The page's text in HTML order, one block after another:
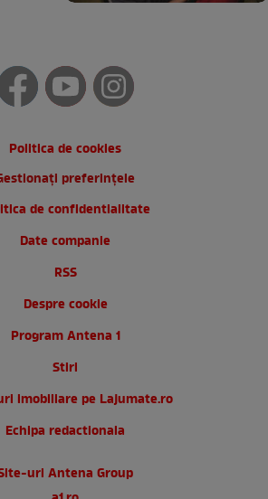
Politica de cookies
preferințele
de confidentialitate
Date companie
RSS
Despre cookie
Program Antena 1
Stiri
imobiliare pe Lajumate.ro
Echipa redactionala
uri Antena Group